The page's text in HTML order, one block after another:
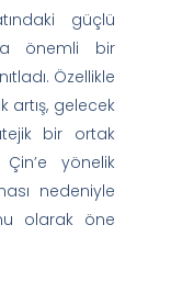
güçlü
önemli bir
Özellikle
artış, gelecek
bir ortak
yönelik
nedeniyle
olarak öne